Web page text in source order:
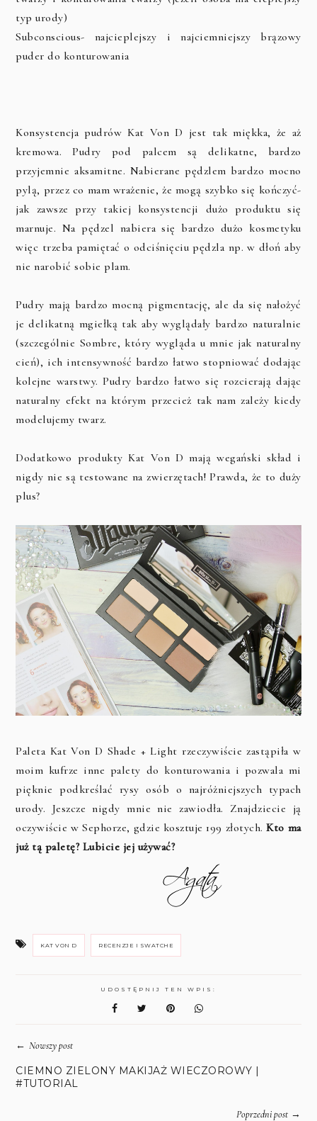
typ urody)
Subconscious- najcieplejszy i najciemniejszy brązowy
puder do konturowania
Konsystencja pudrów Kat Von D jest tak miękka, że aż
kremowa. Pudry pod palcem są delikatne, bardzo
przyjemnie aksamitne. Nabierane pędzlem bardzo mocno
pylą, przez co mam wrażenie, że mogą szybko się kończyć-
jak zawsze przy takiej konsystencji dużo produktu się
marnuje. Na pędzel nabiera się bardzo dużo kosmetyku
więc trzeba pamiętać o odciśnięciu pędzla np. w dłoń aby
nie narobić sobie plam.
Pudry mają bardzo mocną pigmentację, ale da się nałożyć
je delikatną mgiełką tak aby wyglądały bardzo naturalnie
(szczególnie Sombre, który wygląda u mnie jak naturalny
cień), ich intensywność bardzo łatwo stopniować dodając
kolejne warstwy. Pudry bardzo łatwo się rozcierają dając
naturalny efekt na którym przecież tak nam zależy kiedy
modelujemy twarz.
Dodatkowo produkty Kat Von D mają wegański skład i
nigdy nie są testowane na zwierzętach! Prawda, że to duży
plus?
Paleta Kat Von D Shade + Light rzeczywiście zastąpiła w
moim kufrze inne palety do konturowania i pozwala mi
pięknie podkreślać rysy osób o najróżniejszych typach
urody. Jeszcze nigdy mnie nie zawiodła. Znajdziecie ją
oczywiście w Sephorze, gdzie kosztuje 199 złotych.Kto ma
już tą paletę? Lubicie jej używać?
KAT VON D RECENZJE I SWATCHE
UDOSTĘPNIJ TEN WPIS:
←Nowszy post
CIEMNO ZIELONY MAKIJAŻ WIECZOROWY |
#TUTORIAL
Poprzedni post→